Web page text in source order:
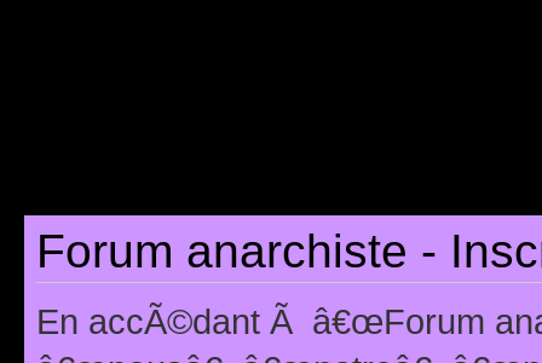
Forum anarchiste -
En accÃ©dant Ã â€œForum